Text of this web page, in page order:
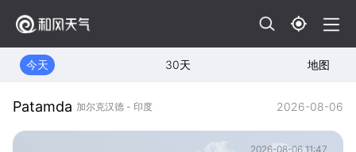
今天 30天 地图
Patamda 加尔克汉德 - 印度 2026-08-06
2026-08-06 11:47